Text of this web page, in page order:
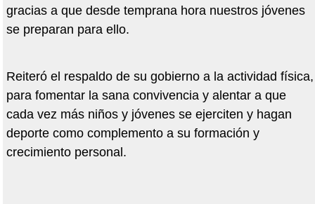
gracias a que desde temprana hora nuestros jóvenes
se preparan para ello.
Reiteró el respaldo de su gobierno a la actividad física,
para fomentar la sana convivencia y alentar a que
cada vez más niños y jóvenes se ejerciten y hagan
deporte como complemento a su formación y
crecimiento personal.